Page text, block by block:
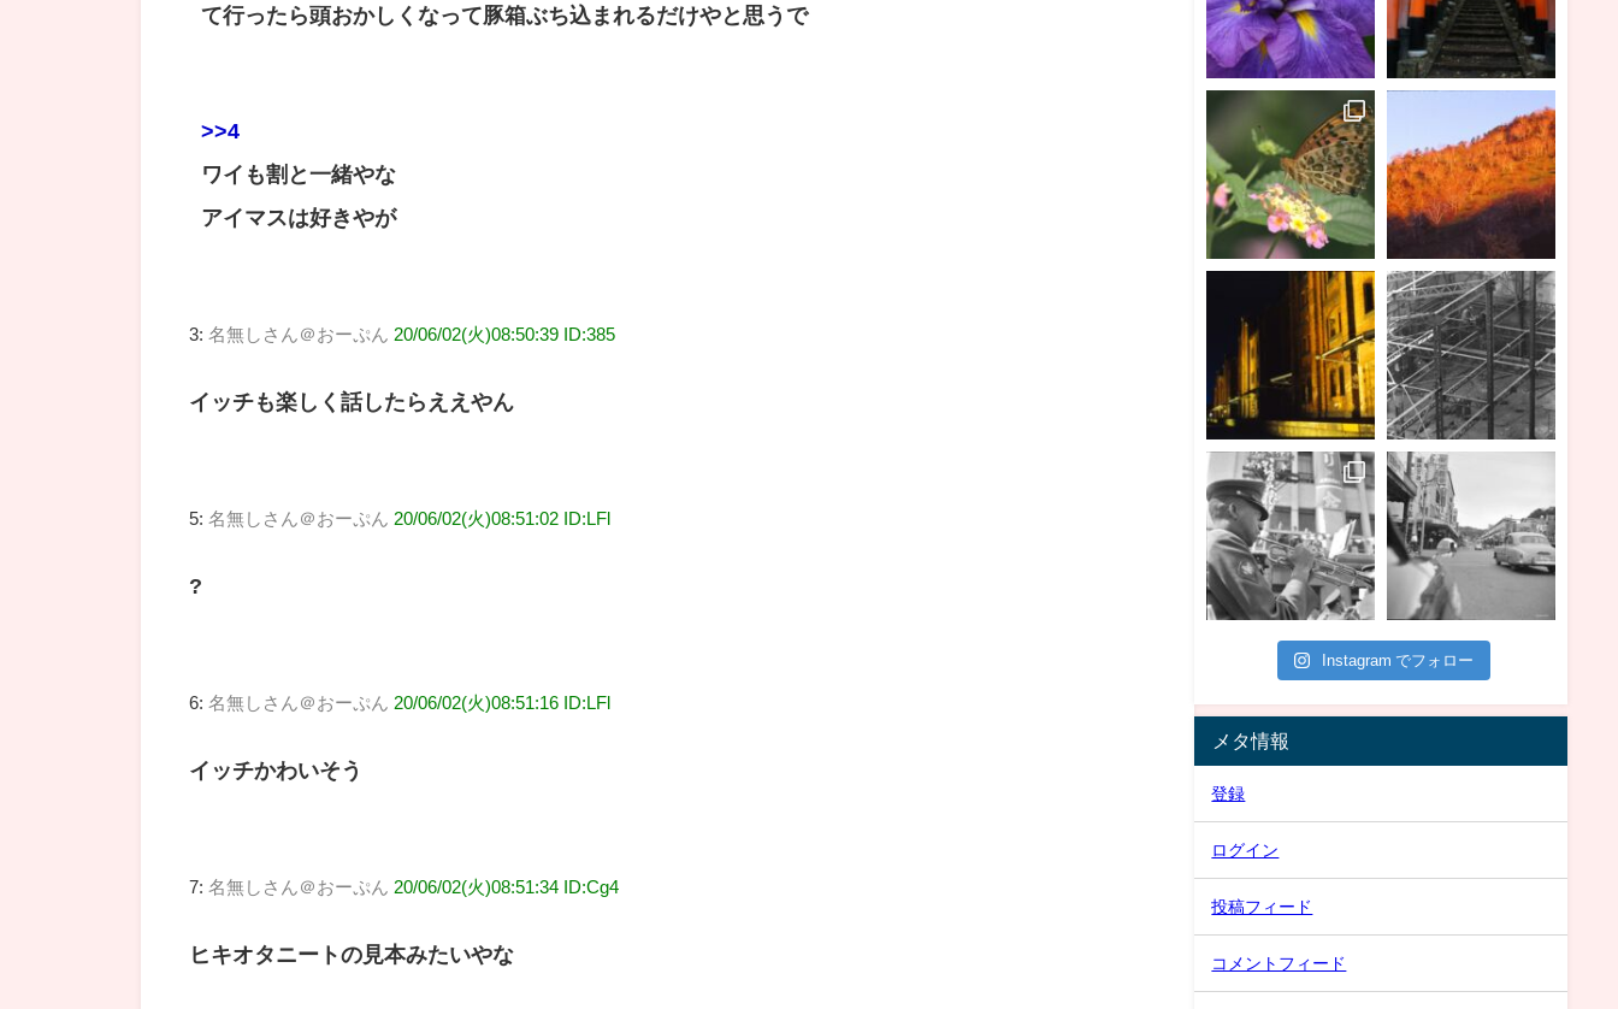
て行ったら頭おかしくなって豚箱ぶち込まれるだけやと思うで
>>4
ワイも割と一緒やな
アイマスは好きやが
3: 名無しさん＠おーぷん 20/06/02(火)08:50:39 ID:385
イッチも楽しく話したらええやん
5: 名無しさん＠おーぷん 20/06/02(火)08:51:02 ID:LFl
?
6: 名無しさん＠おーぷん 20/06/02(火)08:51:16 ID:LFl
イッチかわいそう
7: 名無しさん＠おーぷん 20/06/02(火)08:51:34 ID:Cg4
ヒキオタニートの見本みたいやな
Instagram でフォロー
メタ情報
登録
ログイン
投稿フィード
コメントフィード